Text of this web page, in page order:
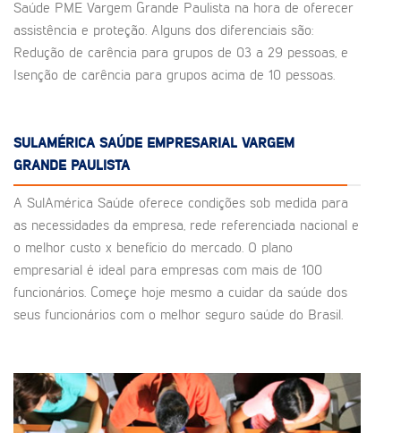
Saúde PME Vargem Grande Paulista na hora de oferecer
assistência e proteção. Alguns dos diferenciais são:
Redução de carência para grupos de 03 a 29 pessoas, e
Isenção de carência para grupos acima de 10 pessoas.
SULAMÉRICA SAÚDE EMPRESARIAL VARGEM
GRANDE PAULISTA
A SulAmérica Saúde oferece condições sob medida para
as necessidades da empresa, rede referenciada nacional e
o melhor custo x benefício do mercado. O plano
empresarial é ideal para empresas com mais de 100
funcionários. Começe hoje mesmo a cuidar da saúde dos
seus funcionários com o melhor seguro saúde do Brasil.